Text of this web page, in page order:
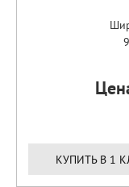
КУПИТЬ В 1